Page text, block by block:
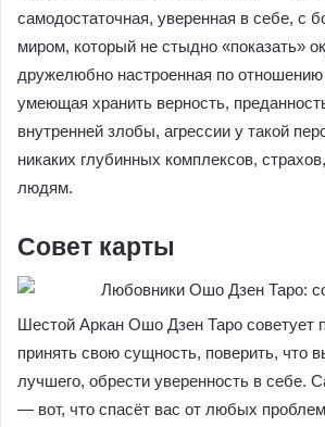
самодостаточная, уверенная в себе, с
миром, который не стыдно «показать»
дружелюбно настроенная по отношению
умеющая хранить верность,
внутренней злобы, агрессии у такой
никаких глубинных комплексов,
людям.
Совет карты
Шестой Аркан Ошо Дзен Таро советует
принять свою сущность, поверить, что
лучшего, обрести уверенность в себе.
— вот, что спасёт вас от любых